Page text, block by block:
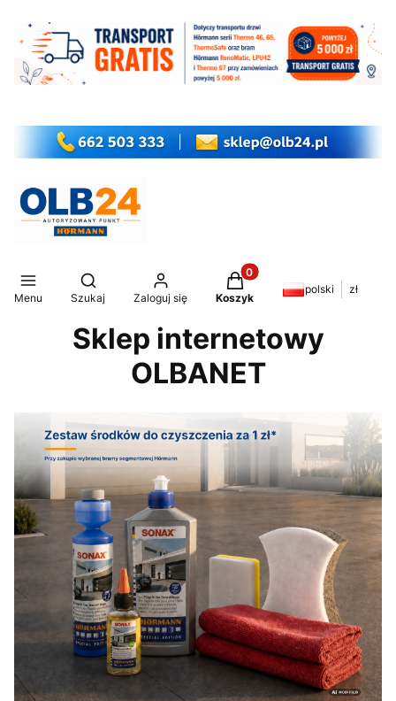
Menu
Otwórz wyszukiwarkę
Szukaj Zaloguj się
Produkty w koszyku: 0.
Koszyk
polski zł
Sklep internetowy
OLBANET